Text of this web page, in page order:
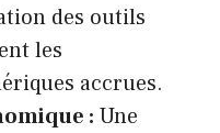
des outils
les
accrues.
: Une